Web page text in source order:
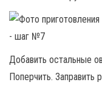
Добавить остальные
Поперчить. Заправить